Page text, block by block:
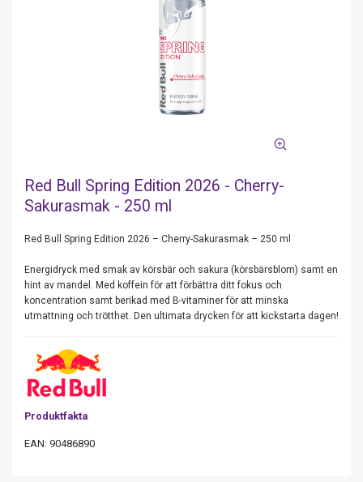
Red Bull Spring Edition 2026 - Cherry-
Sakurasmak - 250 ml
Red Bull Spring Edition 2026 – Cherry-Sakurasmak – 250 ml
Energidryck med smak av körsbär och sakura (körsbärsblom) samt en
hint av mandel. Med koffein för att förbättra ditt fokus och
koncentration samt berikad med B-vitaminer för att minska
utmattning och trötthet. Den ultimata drycken för att kickstarta dagen!
Produktfakta
EAN: 90486890